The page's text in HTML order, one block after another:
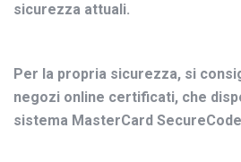
sicurezza attuali.
Per la propria sicurezza, si
negozi online certificati, che
sistema MasterCard